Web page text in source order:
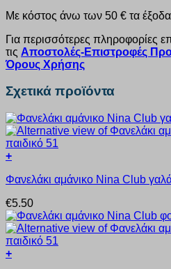
Με κόστος άνω των 50 € τα έξοδα
Για περισσότερες πληροφορίες
τις Αποστολές-Επιστροφές
Όρους Χρήσης
Σχετικά προϊόντα
+
το
έχει
πολλαπλές
παραλλαγές.
Οι
επιλογές
Φανελάκι αμάνικο Nina Club
€5.50
+